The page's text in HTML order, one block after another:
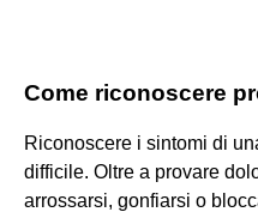
Come riconoscere
Riconoscere i sintomi di
difficile. Oltre a provare
arrossarsi, gonfiarsi o